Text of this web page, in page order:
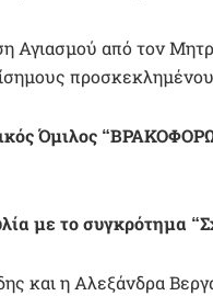
Αγιασμού από τον
Όμιλος
με το συγκρότημα
και η Αλεξάνδρα